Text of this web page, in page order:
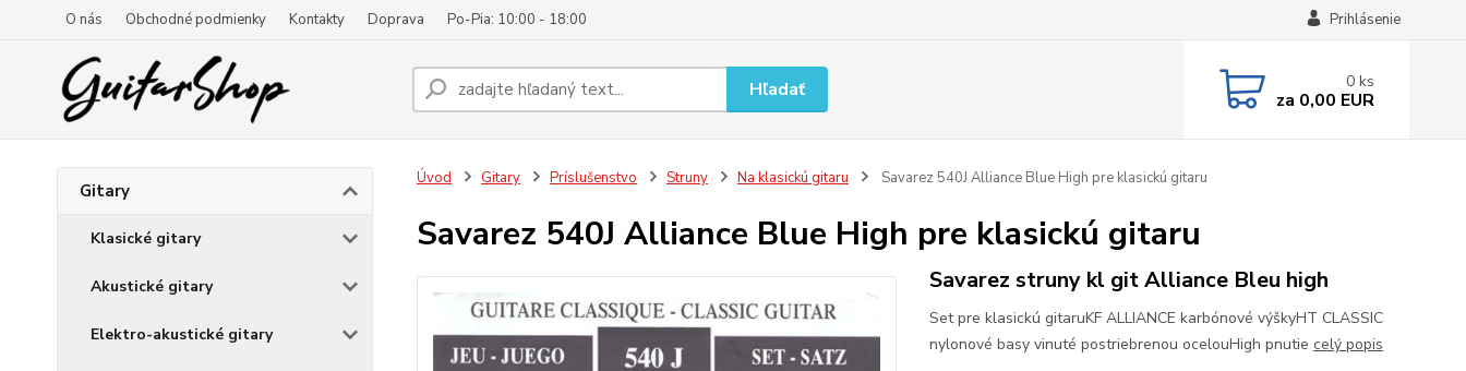
O nás Obchodné podmienky Kontakty Doprava Po-Pia: 10:00 - 18:00 Prihlásenie
Hľadať 0 ks
za 0,00 EUR
Gitary
Klasické gitary
Akustické gitary
Elektro-akustické gitary
Úvod Gitary Príslušenstvo Struny Na klasickú gitaru Savarez 540J Alliance Blue High pre klasickú gitaru
Savarez 540J Alliance Blue High pre klasickú gitaru
Savarez struny kl git Alliance Bleu high
Set pre klasickú gitaruKF ALLIANCE karbónové výškyHT CLASSIC
nylonové basy vinuté postriebrenou ocelouHigh pnutie celý popis